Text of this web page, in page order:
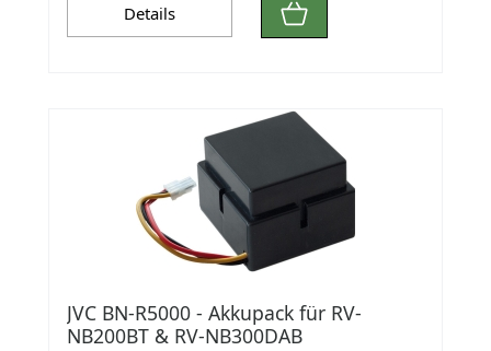
Details
JVC BN-R5000 - Akkupack für RV-
NB200BT & RV-NB300DAB